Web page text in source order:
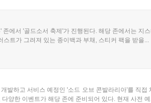
에서 '골드소서 축제'가 진행된다. 해당 존에서는 지스
트가 그려져 있는 종이백과 부채, 스티커 팩을 받을...
하고 서비스 예정인 '소드 오브 콘발라리아'를 직접
양한 이벤트가 해당 존에 준비되어 있다. 현재 사전